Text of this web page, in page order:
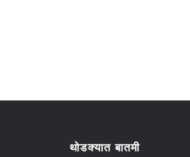
थोडक्यात बातमी